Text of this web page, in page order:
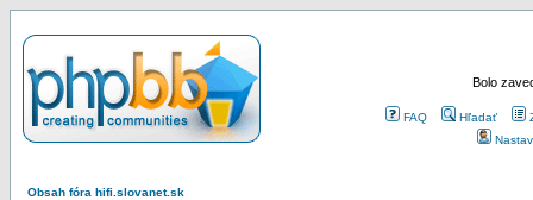
Bolo
FAQ Hľadať
Obsah fóra hifi.slovanet.sk